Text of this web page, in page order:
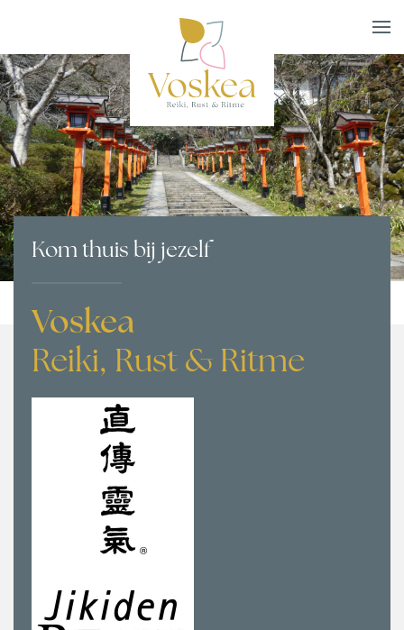
Kom thuis bij jezelf
Voskea
Reiki, Rust & Ritme